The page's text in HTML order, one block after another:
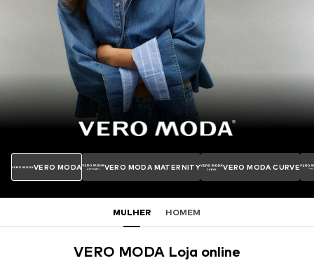
VERO MODA VERO MODA MATERNITY VERO MODA CURVE
MULHER HOMEM
VERO MODA Loja online